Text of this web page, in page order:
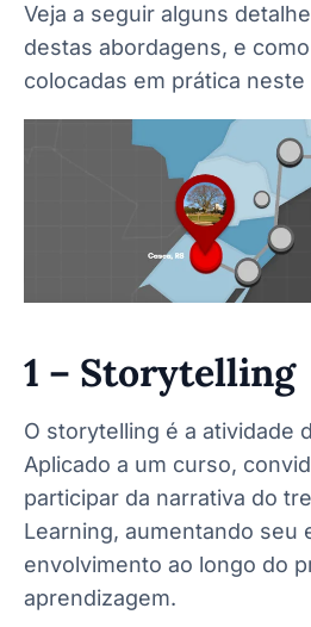
Veja a seguir alguns
destas abordagens, e
colocadas em prática neste
1 – Storytelling
O storytelling é a atividade
Aplicado a um curso,
participar da narrativa do
Learning, aumentando seu
envolvimento ao longo do
aprendizagem.